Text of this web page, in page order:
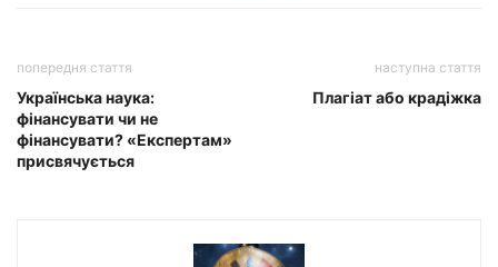
попередня стаття
Українська наука:
фінансувати чи не
фінансувати? «Експертам»
присвячується
наступна стаття
Плагіат або крадіжка